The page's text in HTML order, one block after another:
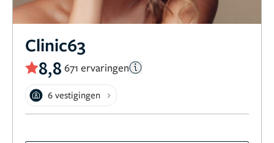
Clinic63
8,8 671 ervaringen
6 vestigingen